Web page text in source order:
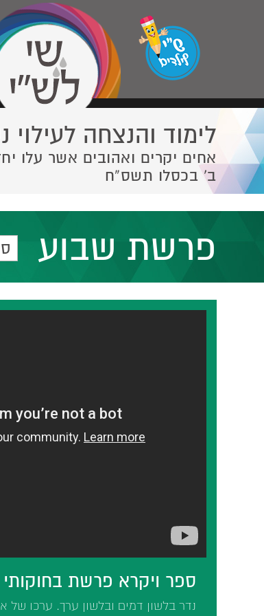
לימוד והנצחה
אחים יקרים ואהובים אשר עלו
ב' בכסלו תשס”ח
פרשת שבוע
ספר ויקרא פרשת
נדר בלשון דמים ובלשון ערך. ערכו